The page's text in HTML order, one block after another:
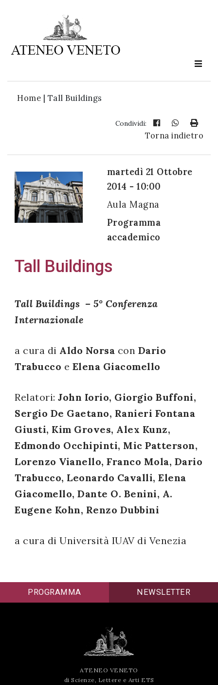
Home | Tall Buildings
Condividi:
Torna indietro
martedì 21 Ottobre
2014 - 10:00
Aula Magna
Programma
accademico
Tall Buildings
Tall Buildings – 5° Conferenza
Internazionale
a cura di Aldo Norsa con Dario
Trabucco e Elena Giacomello
Relatori: John Iorio, Giorgio Buffoni,
Sergio De Gaetano, Ranieri Fontana
Giusti, Kim Groves, Alex Kunz,
Edmondo Occhipinti, Mic Patterson,
Lorenzo Vianello, Franco Mola, Dario
Trabucco, Leonardo Cavalli, Elena
Giacomello, Dante O. Benini, A.
Eugene Kohn, Renzo Dubbini
a cura di Università IUAV di Venezia
Ateneo
è
cultura
newsletter:
Acconsento
miei dati
personali in
decreto
legislativo
Registrazione
avvenuta con
successo!
PROGRAMMA NEWSLETTER
ATENEO VENETO
di Scienze, Lettere e Arti ETS